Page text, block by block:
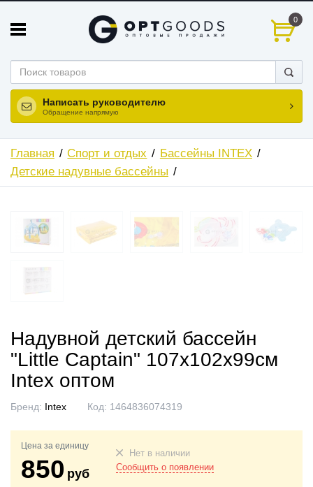
0
Написать руководителю
Обращение напрямую
Главная Спорт и отдых
Бассейны INTEX
Детские надувные бассейны
Надувной детский бассейн
"Little Captain" 107х102х99см
Intex оптом
Бренд: Intex Код: 1464836074319
Цена за единицу
850 руб
Нет в наличии
Сообщить о появлении